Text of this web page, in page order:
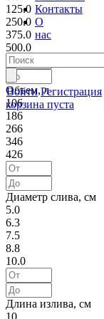
Контакты
О
нас
Войти Регистрация
корзина пуста
125.0
250.0
375.0
500.0
Объем, л
106
186
266
346
426
Диаметр слива, см
5.0
6.3
7.5
8.8
10.0
Длина излива, см
10